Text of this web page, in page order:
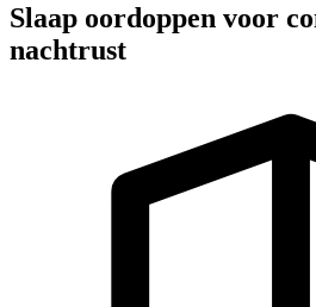
Slaap oordoppen voor
nachtrust